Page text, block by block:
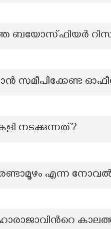
ബയോസ്ഫിയര്‍
സമീപിക്കേണ്ട
നടക്കുന്നത്?
എന്ന നോവൽ